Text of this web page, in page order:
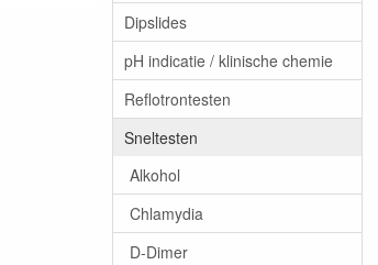
Dipslides
pH indicatie / klinische chemie
Reflotrontesten
Sneltesten
Alkohol
Chlamydia
D-Dimer